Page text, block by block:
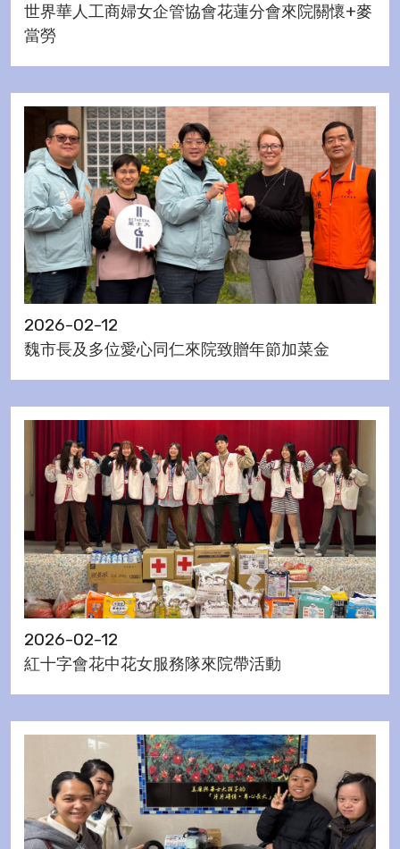
世界華人工商婦女企管協會花蓮分會來院關懷+麥
當勞
2026-02-12
魏市長及多位愛心同仁來院致贈年節加菜金
2026-02-12
紅十字會花中花女服務隊來院帶活動